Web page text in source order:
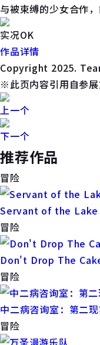
与被束缚的少女合作
实况OK
作品详情
Copyright 2025.
※此页内容引用自参展
上一个
下一个
推荐作品
冒险
Servant of the Lake
冒险
Don't Drop The
冒险
中二病咨询室：第二
冒险